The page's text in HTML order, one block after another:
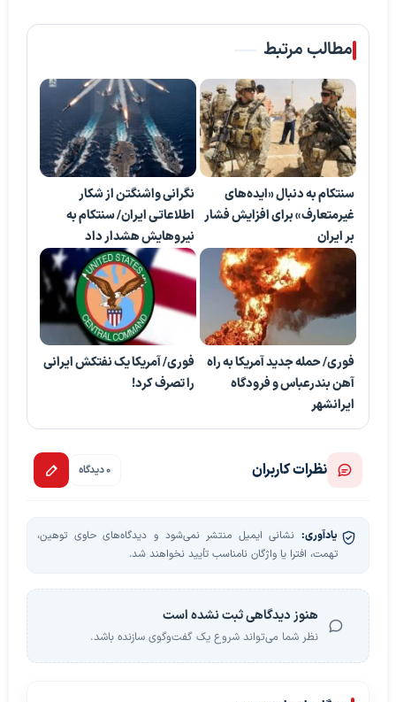
مطالب مرتبط
سنتکام به دنبال «ایده‌های
غیرمتعارف» برای افزایش فشار
بر ایران
نگرانی واشنگتن از شکار
اطلاعاتی ایران/ سنتکام به
نیروهایش هشدار داد
فوری/ حمله جدید آمریکا به راه
آهن بندرعباس و فرودگاه
ایرانشهر
فوری/ آمریکا یک نفتکش ایرانی
را تصرف کرد!
نظرات کاربران 0 دیدگاه
یادآوری: نشانی ایمیل منتشر نمی‌شود و دیدگاه‌های حاوی توهین،
تهمت، افترا یا واژگان نامناسب تأیید نخواهند شد.
هنوز دیدگاهی ثبت نشده است
نظر شما می‌تواند شروع یک گفت‌وگوی سازنده باشد.